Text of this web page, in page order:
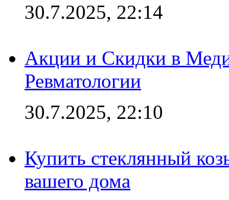
30.7.2025, 22:14
Акции и Скидки в
Ревматологии
30.7.2025, 22:10
Купить стеклянный
вашего дома